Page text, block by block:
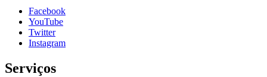
Facebook
YouTube
Twitter
Instagram
Serviços